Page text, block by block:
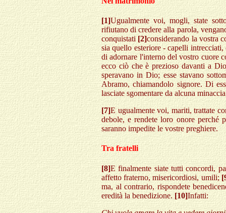
[1]Ugualmente voi, mogli, state
rifiutano di credere alla parola,
conquistati [2]considerando la vostra
sia quello esteriore - capelli
di adornare l'interno del vostro cuore
ecco ciò che è prezioso davanti a
speravano in Dio; esse stavano
Abramo, chiamandolo signore. Di
lasciate sgomentare da alcuna
[7]E ugualmente voi, mariti, trattate
debole, e rendete loro onore perché
saranno impedite le vostre preghiere.
Tra fratelli
[8]E finalmente siate tutti concordi,
affetto fraterno, misericordiosi, umili;
ma, al contrario, rispondete
eredità la benedizione. [10]Infatti: